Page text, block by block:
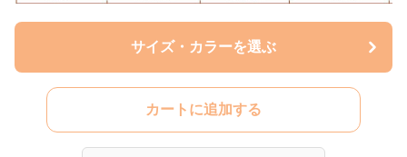
サイズ・カラーを選ぶ
カートに追加する